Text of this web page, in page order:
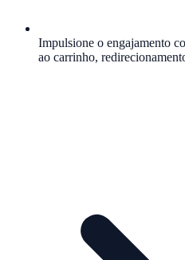
Impulsione o engajamento
ao carrinho,